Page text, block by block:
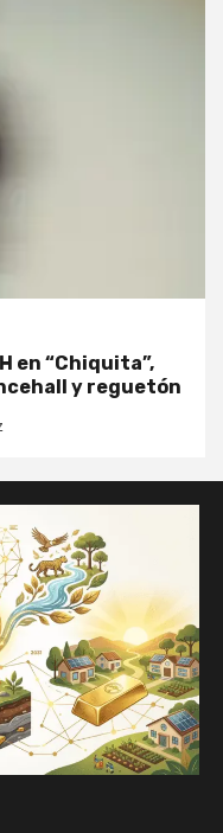
en “Chiquita”,
y reguetón